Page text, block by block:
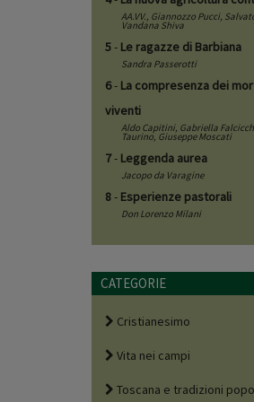
AA.VV., Giannozzo Pucci,
Vandana Shiva
5- Le ragazze di Barbiana
Sandra Passerotti
6- La compresenza dei
viventi
Aldo Capitini, Gabriella
Taurino, Giuseppe Moscati
7- Leggenda aurea
Jacopo da Varagine
8- Esperienze pastorali
Don Lorenzo Milani
CATEGORIE
Cristianesimo
Vita nei campi
Toscana e tradizioni